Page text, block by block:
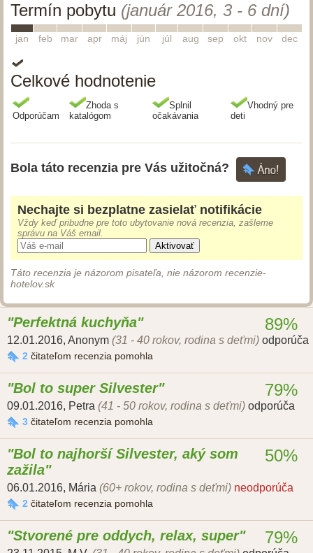
Termín pobytu (január 2016, 3 - 6 dní)
jan feb mar apr máj jún júl aug sep okt nov dec
Celkové hodnotenie
Odporúčam
Zhoda s
katalógom
Splnil
očakávania
Vhodný pre
deti
Bola táto recenzia pre Vás užitočná?
Nechajte si bezplatne zasielať notifikácie
Vždy keď pribudne pre toto ubytovanie nová recenzia, zašleme
správu na Váš email.
Aktivovať
Táto recenzia je názorom pisateľa, nie názorom recenzie-
hotelov.sk
Perfektná kuchyňa
12.01.2016, Anonym (31 - 40 rokov, rodina s deťmi) odporúča
2 čitateľom recenzia pomohla
89%
Bol to super Silvester
09.01.2016, Petra (41 - 50 rokov, rodina s deťmi) odporúča
3 čitateľom recenzia pomohla
79%
Bol to najhorší Silvester, aký som
zažila
06.01.2016, Mária (60+ rokov, rodina s deťmi) neodporúča
2 čitateľom recenzia pomohla
50%
Stvorené pre oddych, relax, super 79%